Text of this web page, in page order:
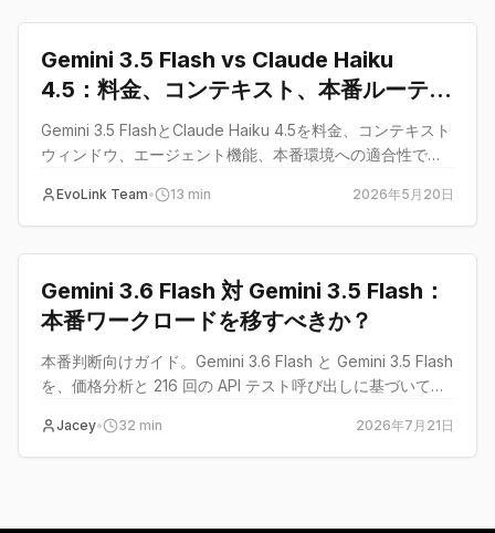
Gemini 3.5 Flash vs Claude Haiku
4.5：料金、コンテキスト、本番ルーティ
ング
Gemini 3.5 FlashとClaude Haiku 4.5を料金、コンテキスト
ウィンドウ、エージェント機能、本番環境への適合性で比
EvoLink Team• 13 min
2026年5月20日
比較
Gemini 3.6 Flash 対 Gemini 3.5 Flash：
本番ワークロードを移すべきか？
本番判断向けガイド。Gemini 3.6 Flash と Gemini 3.5 Flash
を、価格分析と 216 回の API テスト呼び出しに基づいて比
Jacey• 32 min 2026年7月21日